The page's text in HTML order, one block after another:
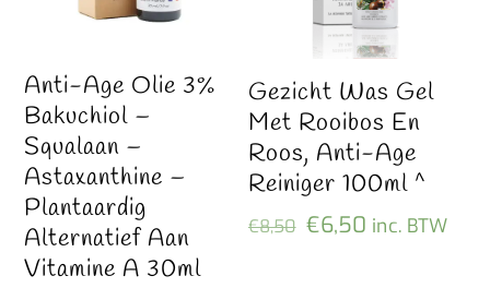
Anti-Age Olie 3%
Bakuchiol –
Squalaan –
Astaxanthine –
Plantaardig
Alternatief Aan
Vitamine A 30ml
Gezicht Was Gel
Met Rooibos En
Roos, Anti-Age
Reiniger 100ml ^
€8,50 Oorspronkelijke
€6,50 Huidige
inc. BTW